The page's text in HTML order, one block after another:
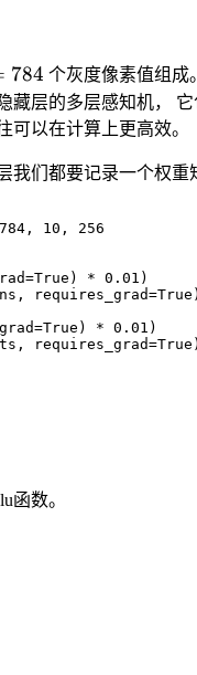
784 个灰度像素值组成
层的多层感知机，
可以在计算上更高效。
们都要记录一个权
784 , 10 , 256
True ) * 0.01 )
requires_grad=True
True ) * 0.01 )
requires_grad=True
函数。